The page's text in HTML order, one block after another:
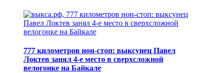
777 километров нон-стоп: выксунец Павел
Локтев занял 4-е место в сверхсложной
велогонке на Байкале